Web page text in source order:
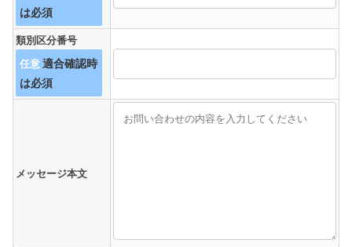
類別区分番号
任意
メッセージ本文